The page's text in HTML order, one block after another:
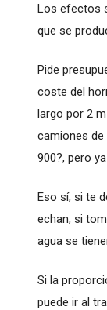
Los efectos
que se
Pide
coste del
largo por 2
camiones
900?, pero
Eso sí, si te
echan, si
agua se
Si la
puede ir al